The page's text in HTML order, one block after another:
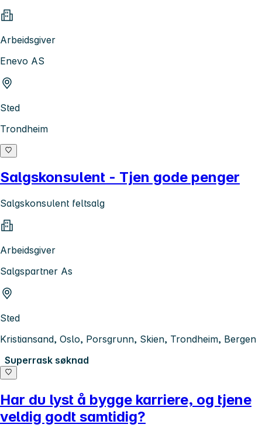
Arbeidsgiver
Enevo AS
Sted
Trondheim
Salgskonsulent - Tjen gode penger
Salgskonsulent feltsalg
Arbeidsgiver
Salgspartner As
Sted
Kristiansand, Oslo, Porsgrunn, Skien, Trondheim, Bergen
Superrask søknad
Har du lyst å bygge karriere, og tjene
veldig godt samtidig?